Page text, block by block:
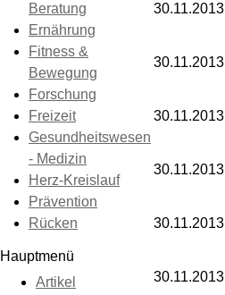
Beratung
Ernährung
Fitness &
Bewegung
Forschung
Freizeit
Gesundheitswesen
- Medizin
Herz-Kreislauf
Prävention
Rücken
Hauptmenü
Artikel
30.11.2013
30.11.2013
30.11.2013
30.11.2013
30.11.2013
30.11.2013